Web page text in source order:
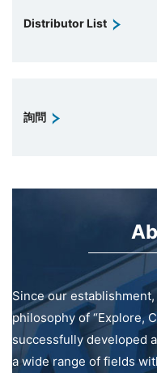
Distributor List
詢問
Since our
philosophy of “Explore,
successfully developed
a wide range of fields